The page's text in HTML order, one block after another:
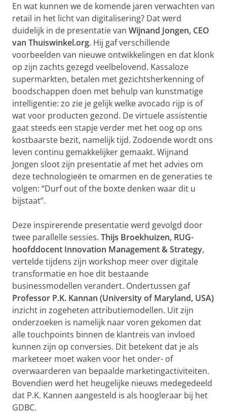
En wat kunnen we de komende jaren verwachten van
retail in het licht van digitalisering? Dat werd
duidelijk in de presentatie van Wijnand Jongen, CEO
van Thuiswinkel.org. Hij gaf verschillende
voorbeelden van nieuwe ontwikkelingen en dat klonk
op zijn zachts gezegd veelbelovend. Kassaloze
supermarkten, betalen met gezichtsherkenning of
boodschappen doen met behulp van kunstmatige
intelligentie: zo zie je gelijk welke avocado rijp is of
wat voor producten gezond. De virtuele assistentie
gaat steeds een stapje verder met het oog op ons
kostbaarste bezit, namelijk tijd. Zodoende wordt ons
leven continu gemakkelijker gemaakt. Wijnand
Jongen sloot zijn presentatie af met het advies om
deze technologieën te omarmen en de generaties te
volgen: “Durf out of the boxte denken waar dit u
bijstaat”.
Deze inspirerende presentatie werd gevolgd door
twee parallelle sessies. Thijs Broekhuizen, RUG-
hoofddocent Innovation Management & Strategy,
vertelde tijdens zijn workshop meer over digitale
transformatie en hoe dit bestaande
businessmodellen verandert. Ondertussen gaf
Professor P.K. Kannan (University of Maryland, USA)
inzicht in zogeheten attributiemodellen. Uit zijn
onderzoeken is namelijk naar voren gekomen dat
alle touchpoints binnen de klantreis van invloed
kunnen zijn op conversies. Dit betekent dat je als
marketeer moet waken voor het onder- of
overwaarderen van bepaalde marketingactiviteiten.
Bovendien werd het heugelijke nieuws medegedeeld
dat P.K. Kannen aangesteld is als hoogleraar bij het
GDBC.